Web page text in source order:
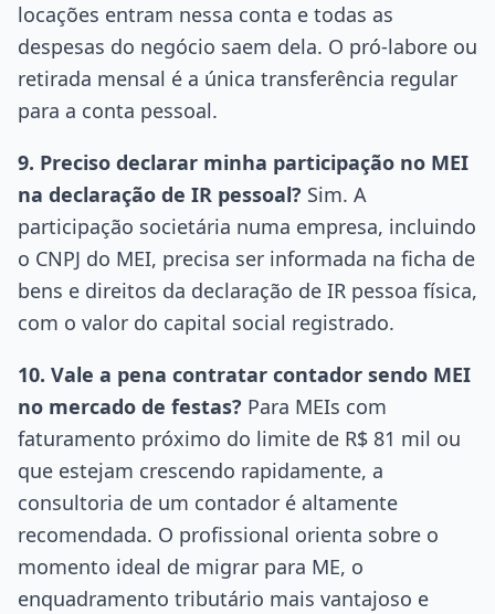
locações entram nessa conta e todas as
despesas do negócio saem dela. O pró-labore ou
retirada mensal é a única transferência regular
para a conta pessoal.
9. Preciso declarar minha participação no MEI
na declaração de IR pessoal? Sim. A
participação societária numa empresa, incluindo
o CNPJ do MEI, precisa ser informada na ficha de
bens e direitos da declaração de IR pessoa física,
com o valor do capital social registrado.
10. Vale a pena contratar contador sendo MEI
no mercado de festas? Para MEIs com
faturamento próximo do limite de R$ 81 mil ou
que estejam crescendo rapidamente, a
consultoria de um contador é altamente
recomendada. O profissional orienta sobre o
momento ideal de migrar para ME, o
enquadramento tributário mais vantajoso e